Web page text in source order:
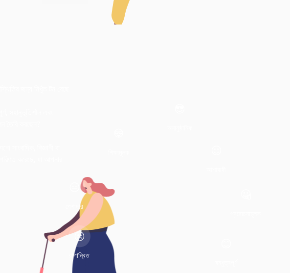
রাগান্বিত
পেশাদার